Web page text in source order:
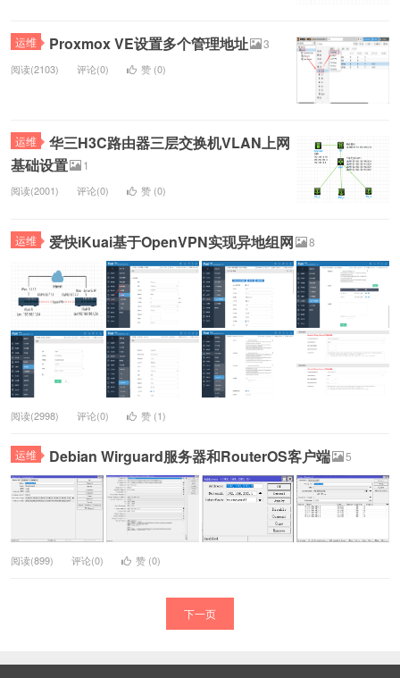
运维 Proxmox VE设置多个管理地址 3
阅读(2103) 评论(0) 赞 (0)
运维
华三H3C路由器三层交换机VLAN上网
基础设置
1
阅读(2001) 评论(0) 赞 (0)
运维 爱快iKuai基于OpenVPN实现异地组网 8
阅读(2998) 评论(0) 赞 (1)
运维 Debian Wirguard服务器和RouterOS客户端 5
阅读(899) 评论(0) 赞 (0)
下一页